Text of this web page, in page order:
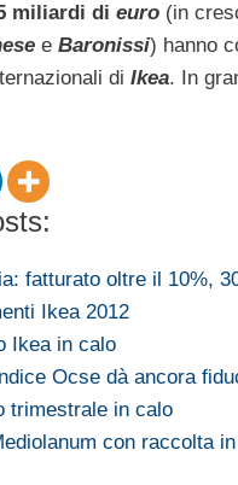
miliardi di euro (in
e Baronissi) hanno
di Ikea. In
fatturato oltre il 10%,
Ikea 2012
Ikea in calo
Ocse dà ancora
trimestrale in calo
con raccolta